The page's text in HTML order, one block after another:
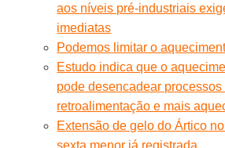
aos níveis pré-industriais
imediatas
Podemos limitar o
Estudo indica que o
pode desencadear processos
retroalimentação e mais
Extensão de gelo do Ártico
sexta menor já registrada